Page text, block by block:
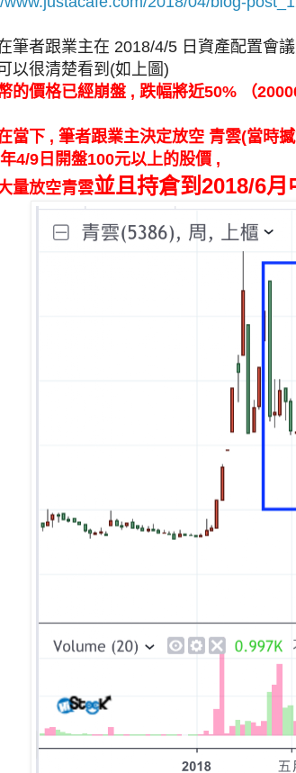
筆者跟業主在 2018/4/5 日資產配置會
以很清楚看到(如上圖)
的價格已經崩盤 , 跌幅將近50% （
當下 , 筆者跟業主決定放空 青雲(當時
4/9日開盤100元以上的股價 ,
量放空青雲並且持倉到2018/6月